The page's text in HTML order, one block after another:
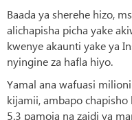
Baada ya sherehe hizo,
alichapisha picha yake
kwenye akaunti yake ya
nyingine za hafla hiyo.
Yamal ana wafuasi
kijamii, ambapo chapisho
5.3 pamoja na zaidi ya